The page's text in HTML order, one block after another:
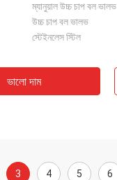
ম্যানুয়াল উচ্চ চাপ বল ভালভ
উচ্চ চাপ বল ভালভ
স্টেইনলেস স্টিল
ভালো দাম
3 4 5 6